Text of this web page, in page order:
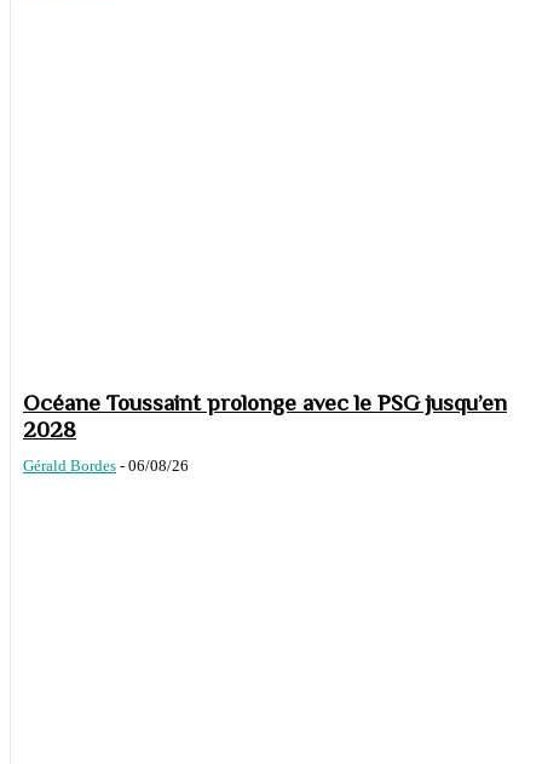
Océane Toussaint prolonge avec le PSG jusqu’en
2028
Gérald Bordes - 06/08/26